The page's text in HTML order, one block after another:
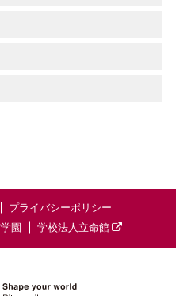
プライバシーポリシー
園 学校法人立命館